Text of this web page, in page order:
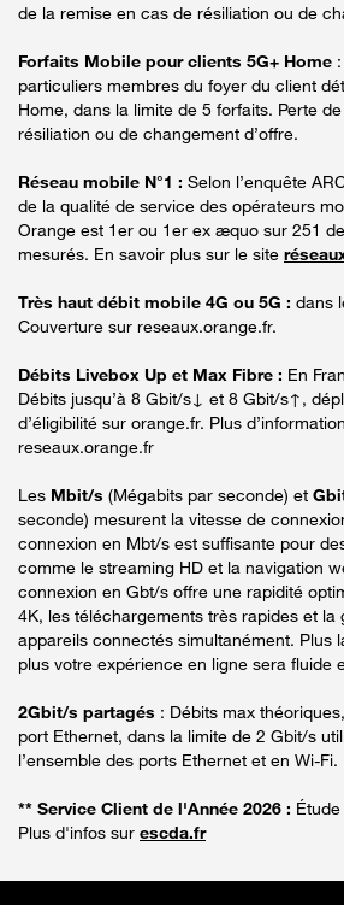
de la remise en cas de résiliation ou de
Forfaits Mobile pour clients 5G+ Home
particuliers membres du foyer du client
Home, dans la limite de 5 forfaits. Perte
résiliation ou de changement d’offre.
Réseau mobile N°1 : Selon l’enquête
de la qualité de service des opérateurs
Orange est 1er ou 1er ex æquo sur 251
mesurés. En savoir plus sur le site
Très haut débit mobile 4G ou 5G : dans
Couverture sur reseaux.orange.fr.
Débits Livebox Up et Max Fibre : En
Débits jusqu’à 8 Gbit/s↓ et 8 Gbit/s↑,
d’éligibilité sur orange.fr. Plus
reseaux.orange.fr
Les Mbit/s (Mégabits par seconde) et
seconde) mesurent la vitesse de
connexion en Mbt/s est suffisante pour
comme le streaming HD et la navigation
connexion en Gbt/s offre une rapidité
4K, les téléchargements très rapides et la
appareils connectés simultanément. Plus
plus votre expérience en ligne sera fluide
2Gbit/s partagés : Débits max
port Ethernet, dans la limite de 2 Gbit/s
l’ensemble des ports Ethernet et en Wi-Fi.
** Service Client de l'Année 2026 :
Plus d'infos sur escda.fr